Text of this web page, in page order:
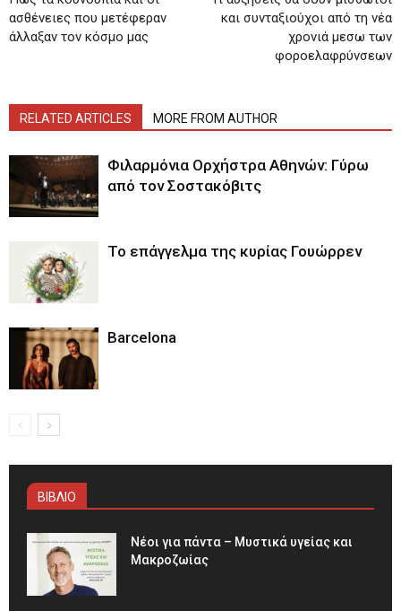
ασθένειες που μετέφεραν
άλλαξαν τον κόσμο μας
και συνταξιούχοι από τη νέα
χρονιά μεσω των
φοροελαφρύνσεων
RELATED ARTICLES MORE FROM AUTHOR
Φιλαρμόνια Ορχήστρα Αθηνών: Γύρω
από τον Σοστακόβιτς
Το επάγγελμα της κυρίας Γουώρρεν
Barcelona
ΒΙΒΛΙΟ
Νέοι για πάντα – Μυστικά υγείας και
Μακροζωίας